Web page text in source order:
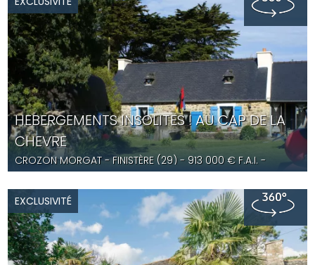
HEBERGEMENTS INSOLITES ! AU CAP DE LA
CHEVRE
CROZON MORGAT- FINISTÈRE (29) - 913 000 € F.A.I. -
PLG5630
EXCLUSIVITÉ